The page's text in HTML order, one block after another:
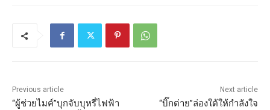
Previous article
“ผู้ช่วยไมค์”บุกจับบุหรี่ไฟฟ้า
Next article
“บิ๊กต่าย”ล่องใต้ให้กำลังใจ